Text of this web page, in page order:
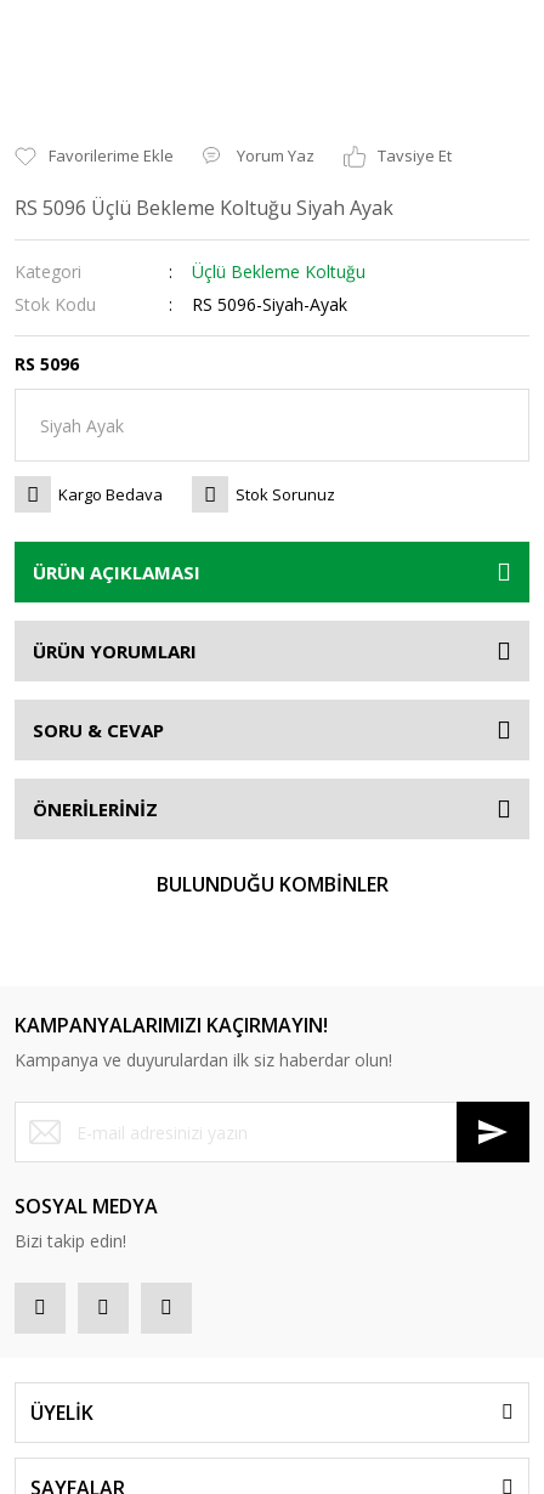
Yorum Yaz Tavsiye Et
RS 5096 Üçlü Bekleme Koltuğu Siyah Ayak
Kategori
Üçlü Bekleme Koltuğu
Stok Kodu
RS 5096-Siyah-Ayak
RS 5096
Kargo Bedava Stok Sorunuz
ÜRÜN AÇIKLAMASI
ÜRÜN YORUMLARI
SORU & CEVAP
ÖNERİLERİNİZ
BULUNDUĞU KOMBİNLER
RS 5090 Tek'li Bekleme Koltuğu
KAMPANYALARIMIZI KAÇIRMAYIN!
Kampanya ve duyurulardan ilk siz haberdar olun!
SOSYAL MEDYA
Bizi takip edin!
ÜYELİK
SAYFALAR